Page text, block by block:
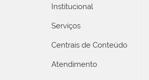
Institucional
Serviços
Centrais de Conteúdo
Atendimento